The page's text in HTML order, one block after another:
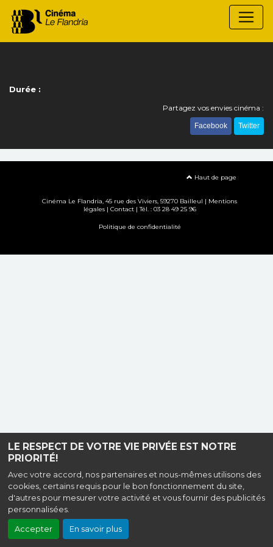
LE RESPECT DE VOTRE VIE PRIVÉE EST NOTRE
PRIORITÉ!
Avec votre accord, nos partenaires et nous-mêmes utilisons des
cookies, certains requis pour le bon fonctionnement du site,
d'autres pour mesurer votre activité et vous fournir des publicités
personnalisées.
Accepter En savoir plus
Durée :
Partagez vos envies cinéma :
Facebook Twitter
Haut de page
Cinéma Le Flandria, 45 rue des Viviers, 59270 Bailleul | Mentions
légales| Contact| Tél. : 03 28 49 25 96
Politique de confidentialité